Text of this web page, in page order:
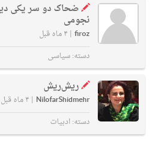
ضحاک دو سر یکی
نجومی
firoz
| ۴ ماه قبل
دسته:سیاسی
ریش‌ریش
NilofarShidmehr
| ۴ ماه قبل
دسته:ادبیات